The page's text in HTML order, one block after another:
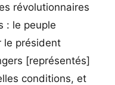
révolutionnaires
: le peuple
le président
[représentés]
conditions, et